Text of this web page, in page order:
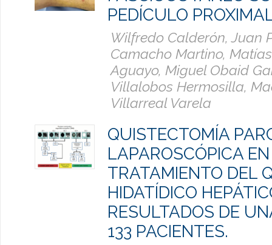
PEDÍCULO
Wilfredo Calderón, Juan
Camacho Martino,
Aguayo, Miguel Obaid
Villalobos Hermosilla,
Villarreal Varela
QUISTECTOMÍA
LAPAROSCÓPICA
TRATAMIENTO DEL
HIDATÍDICO
RESULTADOS DE
133 PACIENTES.